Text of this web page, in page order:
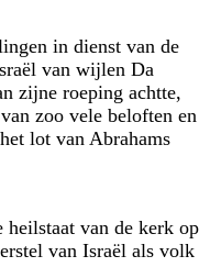
in dienst van de
van wijlen Da
zijne roeping achtte,
zoo vele beloften en
lot van Abrahams
heilstaat van de kerk op
van Israël als volk